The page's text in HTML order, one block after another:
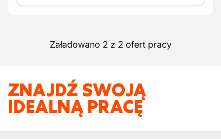
Załadowano 2 z 2 ofert pracy
ZNAJDŹ SWOJĄ
IDEALNĄ PRACĘ